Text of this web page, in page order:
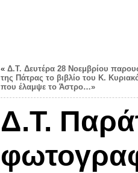
« Δ.Τ. Δευτέρα 28 Νοεμβρίου
της Πάτρας το βιβλίο του Κ.
που έλαμψε το Άστρο…»
Δ.Τ.